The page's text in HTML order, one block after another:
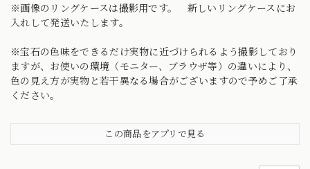
※画像のリングケースは撮影用です。 新しいリングケースにお
入れして発送いたします。
※宝石の色味をできるだけ実物に近づけられるよう撮影しており
ますが、お使いの環境（モニター、ブラウザ等）の違いにより、
色の見え方が実物と若干異なる場合がございますので予めご了承
ください。
この商品をアプリで見る